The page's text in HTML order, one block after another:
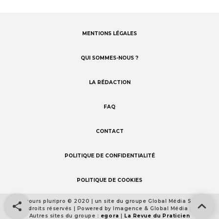
MENTIONS LÉGALES
QUI SOMMES-NOUS ?
LA RÉDACTION
FAQ
CONTACT
POLITIQUE DE CONFIDENTIALITÉ
POLITIQUE DE COOKIES
Footer
detail
Concours pluripro © 2020 | un site du groupe Global Média Santé
Tous droits réservés | Powered by Imagence & Global Média Santé
Autres sites du groupe : egora | La Revue du Praticien